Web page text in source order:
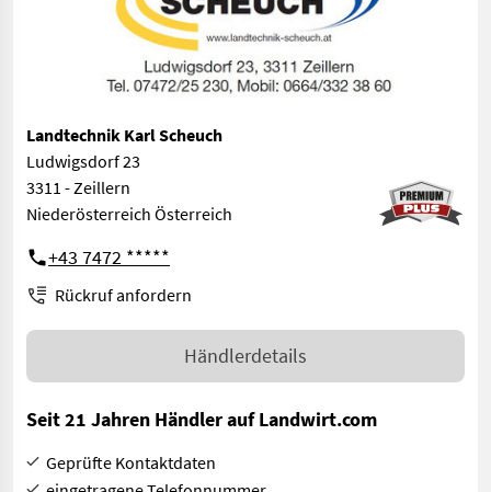
Landtechnik Karl Scheuch
Ludwigsdorf 23
3311 - Zeillern
Niederösterreich Österreich
+43 7472 *****
Rückruf anfordern
Händlerdetails
Seit 21 Jahren Händler auf Landwirt.com
Geprüfte Kontaktdaten